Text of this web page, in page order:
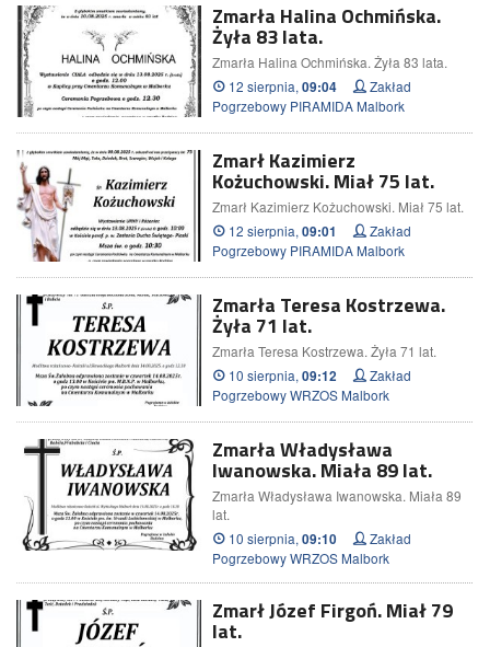
Zmarła Halina Ochmińska.
Żyła 83 lata.
Zmarła Halina Ochmińska. Żyła 83 lata.
12 sierpnia, 09:04
Zakład
Pogrzebowy PIRAMIDA Malbork
Zmarł Kazimierz
Kożuchowski. Miał 75 lat.
Zmarł Kazimierz Kożuchowski. Miał 75 lat.
12 sierpnia, 09:01
Zakład
Pogrzebowy PIRAMIDA Malbork
Zmarła Teresa Kostrzewa.
Żyła 71 lat.
Zmarła Teresa Kostrzewa. Żyła 71 lat.
10 sierpnia, 09:12
Zakład
Pogrzebowy WRZOS Malbork
Zmarła Władysława
Iwanowska. Miała 89 lat.
Zmarła Władysława Iwanowska. Miała 89
lat.
10 sierpnia, 09:10
Zakład
Pogrzebowy WRZOS Malbork
Zmarł Józef Firgoń. Miał 79
lat.